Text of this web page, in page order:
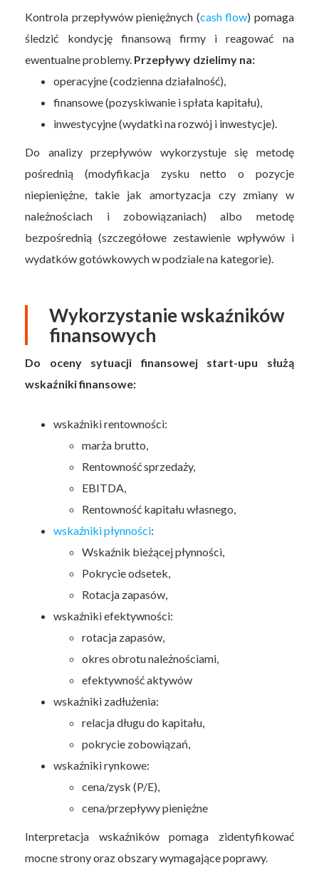
Kontrola przepływów pieniężnych (cash flow) pomaga
śledzić kondycję finansową firmy i reagować na
ewentualne problemy. Przepływy dzielimy na:
operacyjne (codzienna działalność),
finansowe (pozyskiwanie i spłata kapitału),
inwestycyjne (wydatki na rozwój i inwestycje).
Do analizy przepływów wykorzystuje się metodę
pośrednią (modyfikacja zysku netto o pozycje
niepieniężne, takie jak amortyzacja czy zmiany w
należnościach i zobowiązaniach) albo metodę
bezpośrednią (szczegółowe zestawienie wpływów i
wydatków gotówkowych w podziale na kategorie).
Wykorzystanie wskaźników
finansowych
Do oceny sytuacji finansowej start-upu służą
wskaźniki finansowe:
wskaźniki rentowności:
marża brutto,
Rentowność sprzedaży,
EBITDA,
Rentowność kapitału własnego,
wskaźniki płynności:
Wskaźnik bieżącej płynności,
Pokrycie odsetek,
Rotacja zapasów,
wskaźniki efektywności:
rotacja zapasów,
okres obrotu należnościami,
efektywność aktywów
wskaźniki zadłużenia:
relacja długu do kapitału,
pokrycie zobowiązań,
wskaźniki rynkowe:
cena/zysk (P/E),
cena/przepływy pieniężne
Interpretacja wskaźników pomaga zidentyfikować
mocne strony oraz obszary wymagające poprawy.